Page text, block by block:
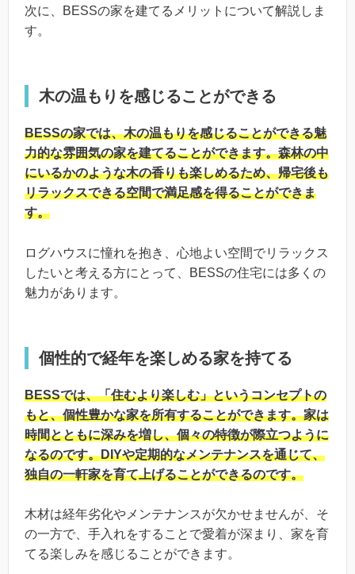
次に、BESSの家を建てるメリットについて解説しま
す。
木の温もりを感じることができる
BESSの家では、木の温もりを感じることができる魅
力的な雰囲気の家を建てることができます。森林の中
にいるかのような木の香りも楽しめるため、帰宅後も
リラックスできる空間で満足感を得ることができま
す。
ログハウスに憧れを抱き、心地よい空間でリラックス
したいと考える方にとって、BESSの住宅には多くの
魅力があります。
個性的で経年を楽しめる家を持てる
BESSでは、「住むより楽しむ」というコンセプトの
もと、個性豊かな家を所有することができます。家は
時間とともに深みを増し、個々の特徴が際立つように
なるのです。DIYや定期的なメンテナンスを通じて、
独自の一軒家を育て上げることができるのです。
木材は経年劣化やメンテナンスが欠かせませんが、そ
の一方で、手入れをすることで愛着が深まり、家を育
てる楽しみを感じることができます。